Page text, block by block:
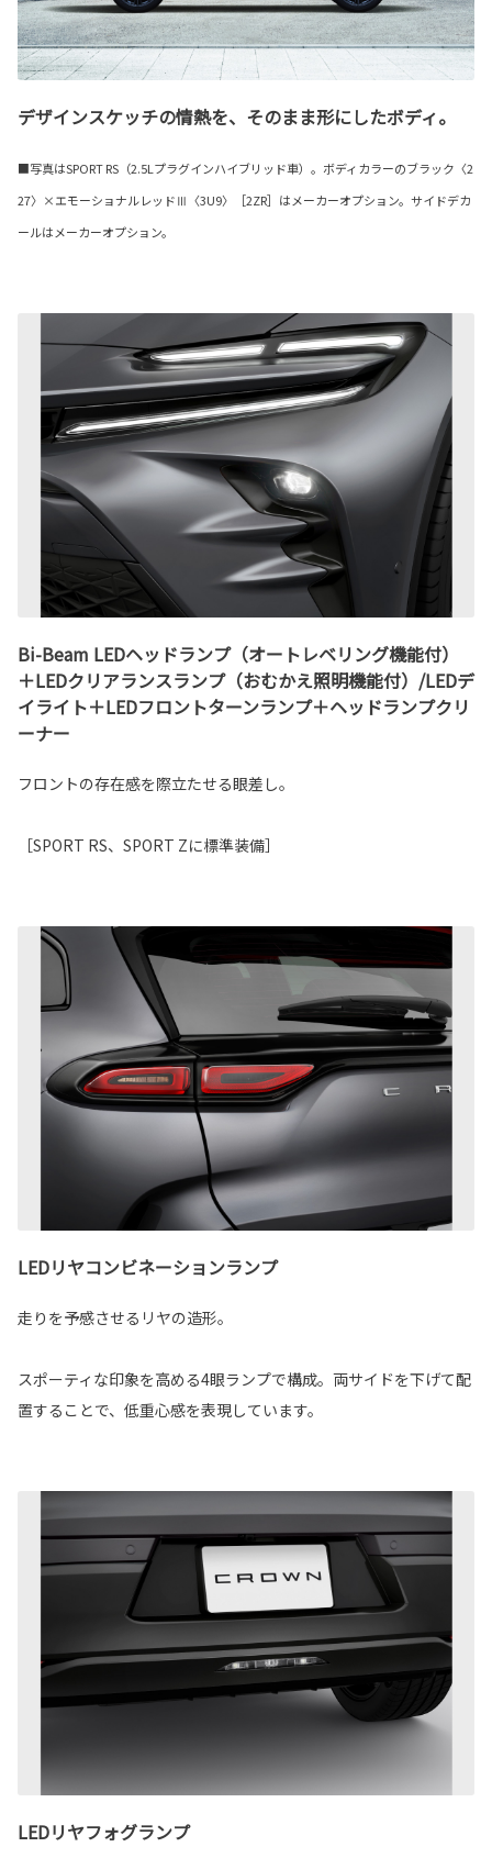
デザインスケッチの情熱を、そのまま形にしたボディ。
■写真はSPORT RS（2.5Lプラグインハイブリッド車）。ボディカラーのブラック〈2
27〉×エモーショナルレッドⅢ〈3U9〉［2ZR］はメーカーオプション。サイドデカ
ールはメーカーオプション。
Bi-Beam LEDヘッドランプ（オートレベリング機能付）
＋LEDクリアランスランプ（おむかえ照明機能付）/LEDデ
イライト＋LEDフロントターンランプ＋ヘッドランプクリ
ーナー
フロントの存在感を際立たせる眼差し。
［SPORT RS、SPORT Zに標準装備］
LEDリヤコンビネーションランプ
走りを予感させるリヤの造形。
スポーティな印象を高める4眼ランプで構成。両サイドを下げて配
置することで、低重心感を表現しています。
LEDリヤフォグランプ